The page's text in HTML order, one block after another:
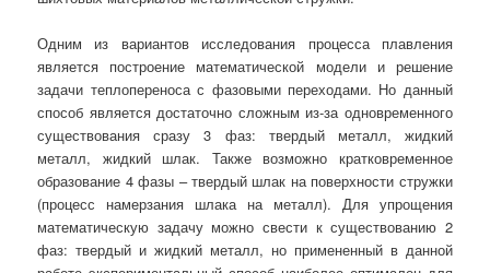
Одним из вариантов исследования процесса плавления
является построение математической модели и решение
задачи теплопереноса с фазовыми переходами. Но данный
способ является достаточно сложным из-за одновременного
существования сразу 3 фаз: твердый металл, жидкий
металл, жидкий шлак. Также возможно кратковременное
образование 4 фазы – твердый шлак на поверхности стружки
(процесс намерзания шлака на металл). Для упрощения
математическую задачу можно свести к существованию 2
фаз: твердый и жидкий металл, но примененный в данной